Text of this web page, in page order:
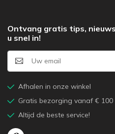
Ontvang gratis tips,
u snel in!
Afhalen in onze winkel
Gratis bezorging vanaf € 100
Altijd de beste service!